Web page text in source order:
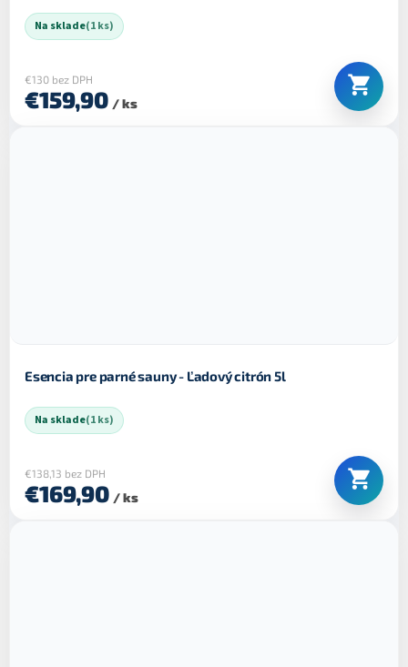
Na sklade(1 ks)
€130 bez DPH
€159,90 / ks
Esencia pre parné sauny - Ľadový citrón 5l
Na sklade(1 ks)
€138,13 bez DPH
€169,90 / ks